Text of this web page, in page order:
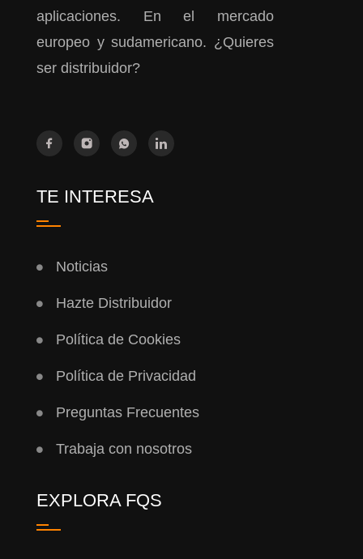
aplicaciones. En el mercado
europeo y sudamericano. ¿Quieres
ser distribuidor?
TE INTERESA
Noticias
Hazte Distribuidor
Política de Cookies
Política de Privacidad
Preguntas Frecuentes
Trabaja con nosotros
EXPLORA FQS